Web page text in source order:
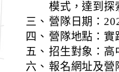
模式，達到探
三、 營隊日期：
四、 營隊地點：實
五、 招生對象：高
六、 報名網址及營